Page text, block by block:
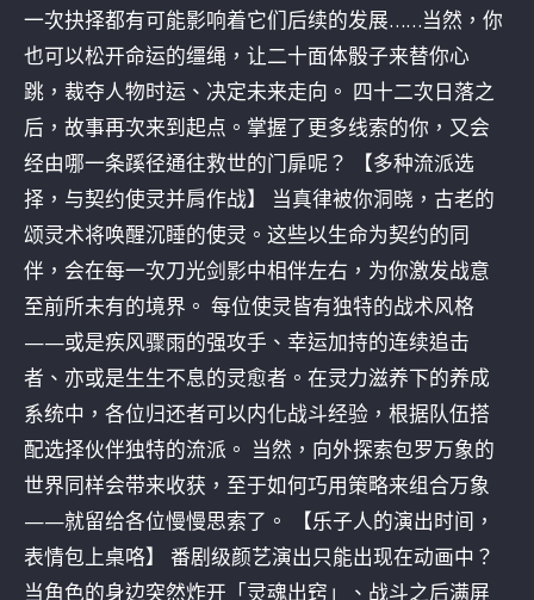
一次抉择都有可能影响着它们后续的发展……当然，你
也可以松开命运的缰绳，让二十面体骰子来替你心
跳，裁夺人物时运、决定未来走向。 四十二次日落之
后，故事再次来到起点。掌握了更多线索的你，又会
经由哪一条蹊径通往救世的门扉呢？ 【多种流派选
择，与契约使灵并肩作战】 当真律被你洞晓，古老的
颂灵术将唤醒沉睡的使灵。这些以生命为契约的同
伴，会在每一次刀光剑影中相伴左右，为你激发战意
至前所未有的境界。 每位使灵皆有独特的战术风格
——或是疾风骤雨的强攻手、幸运加持的连续追击
者、亦或是生生不息的灵愈者。在灵力滋养下的养成
系统中，各位归还者可以内化战斗经验，根据队伍搭
配选择伙伴独特的流派。 当然，向外探索包罗万象的
世界同样会带来收获，至于如何巧用策略来组合万象
——就留给各位慢慢思索了。 【乐子人的演出时间，
表情包上桌咯】 番剧级颜艺演出只能出现在动画中？
当角色的身边突然炸开「灵魂出窍」、战斗之后满屏